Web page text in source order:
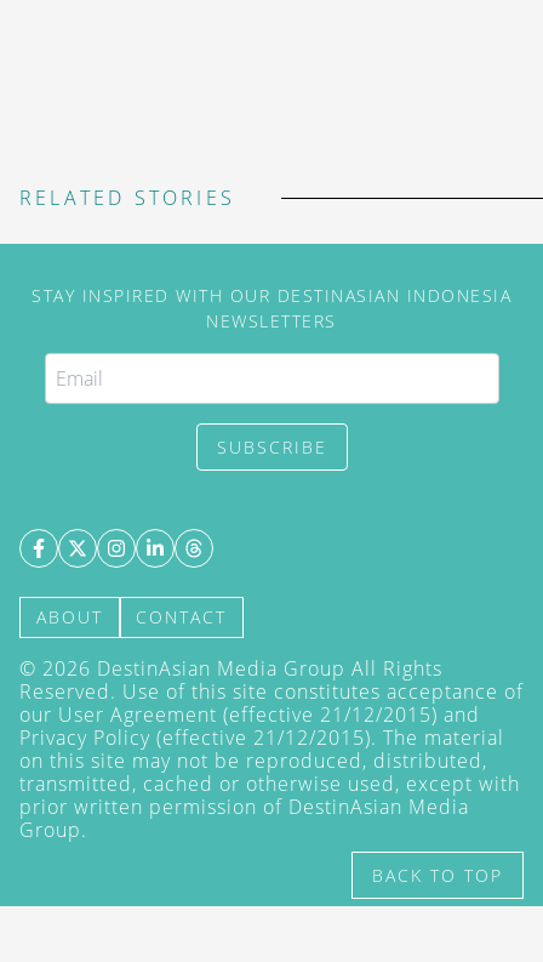
RELATED STORIES
STAY INSPIRED WITH OUR DESTINASIAN INDONESIA
NEWSLETTERS
SUBSCRIBE
ABOUT CONTACT
© 2026 DestinAsian Media Group All Rights
Reserved. Use of this site constitutes acceptance of
our User Agreement (effective 21/12/2015) and
Privacy Policy (effective 21/12/2015). The material
on this site may not be reproduced, distributed,
transmitted, cached or otherwise used, except with
prior written permission of DestinAsian Media
Group.
BACK TO TOP